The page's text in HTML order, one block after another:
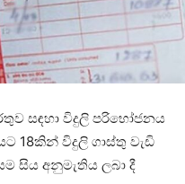
සඳහා විදුලි පරිභෝජනය
18කින් විදුලි ගාස්තු වැඩි
සිය අනුමැතිය ලබා දී